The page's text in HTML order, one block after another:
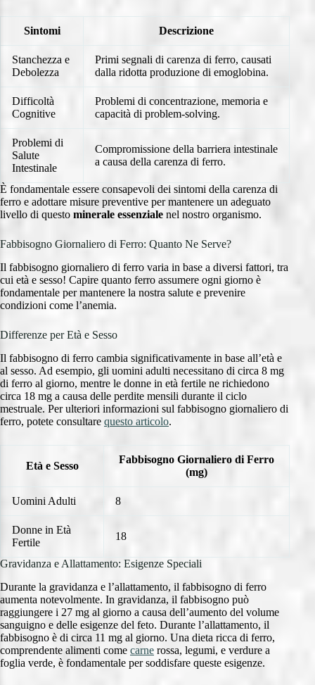
Sintomi Descrizione
Stanchezza e
Debolezza
Primi segnali di carenza di ferro, causati
dalla ridotta produzione di emoglobina.
Difficoltà
Cognitive
Problemi di concentrazione, memoria e
capacità di problem-solving.
Problemi di
Salute
Intestinale
Compromissione della barriera intestinale
a causa della carenza di ferro.
È fondamentale essere consapevoli dei sintomi della carenza di
ferro e adottare misure preventive per mantenere un adeguato
livello di questo minerale essenziale nel nostro organismo.
Fabbisogno Giornaliero di Ferro: Quanto Ne Serve?
Il fabbisogno giornaliero di ferro varia in base a diversi fattori, tra
cui età e sesso! Capire quanto ferro assumere ogni giorno è
fondamentale per mantenere la nostra salute e prevenire
condizioni come l’anemia.
Differenze per Età e Sesso
Il fabbisogno di ferro cambia significativamente in base all’età e
al sesso. Ad esempio, gli uomini adulti necessitano di circa 8 mg
di ferro al giorno, mentre le donne in età fertile ne richiedono
circa 18 mg a causa delle perdite mensili durante il ciclo
mestruale. Per ulteriori informazioni sul fabbisogno giornaliero di
ferro, potete consultare questo articolo.
Età e Sesso
Fabbisogno Giornaliero di Ferro
(mg)
Uomini Adulti 8
Donne in Età
Fertile
18
Gravidanza e Allattamento: Esigenze Speciali
Durante la gravidanza e l’allattamento, il fabbisogno di ferro
aumenta notevolmente. In gravidanza, il fabbisogno può
raggiungere i 27 mg al giorno a causa dell’aumento del volume
sanguigno e delle esigenze del feto. Durante l’allattamento, il
fabbisogno è di circa 11 mg al giorno. Una dieta ricca di ferro,
comprendente alimenti come carne rossa, legumi, e verdure a
foglia verde, è fondamentale per soddisfare queste esigenze.